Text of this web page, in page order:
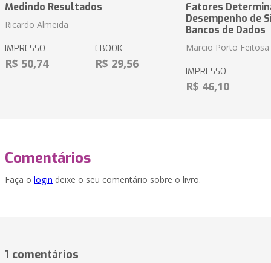
Medindo Resultados
Ricardo Almeida
IMPRESSO
R$ 50,74
EBOOK
R$ 29,56
Fatores
Desempenho de
Bancos de Dados
Marcio Porto Feitosa
IMPRESSO
R$ 46,10
Comentários
Faça o login deixe o seu comentário sobre o livro.
1 comentários